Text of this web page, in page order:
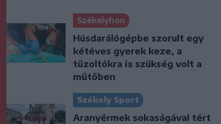
Székelyhon
Húsdarálógépbe szorult egy
kétéves gyerek keze, a
tűzoltókra is szükség volt a
műtőben
Székely Sport
Aranyérmek sokaságával tért